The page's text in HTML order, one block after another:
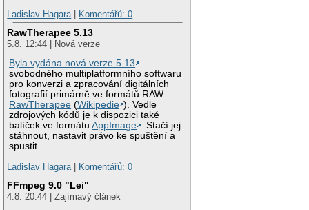
Ladislav Hagara| Komentářů: 0
RawTherapee 5.13
5.8. 12:44 | Nová verze
Byla vydána nová verze 5.13
svobodného multiplatformního softwaru
pro konverzi a zpracování digitálních
fotografií primárně ve formátů RAW
RawTherapee (Wikipedie ). Vedle
zdrojových kódů je k dispozici také
balíček ve formátuAppImage . Stačí jej
stáhnout, nastavit právo ke spuštění a
spustit.
Ladislav Hagara| Komentářů: 0
FFmpeg 9.0 "Lei"
4.8. 20:44 | Zajímavý článek